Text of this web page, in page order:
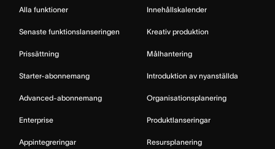
Alla funktioner
Senaste funktionslanseringen
Prissättning
Starter-abonnemang
Advanced-abonnemang
Enterprise
Appintegreringar
Innehållskalender
Kreativ produktion
Målhantering
Introduktion av nyanställda
Organisationsplanering
Produktlanseringar
Resursplanering